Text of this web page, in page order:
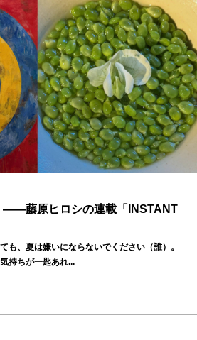
——藤原ヒロシの連載「INSTANT
も、夏は嫌いにならないでください（誰）。
持ちが一匙あれ...